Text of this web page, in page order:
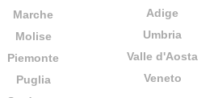
Marche
Molise
Piemonte
Puglia
Adige
Umbria
Valle d'Aosta
Veneto